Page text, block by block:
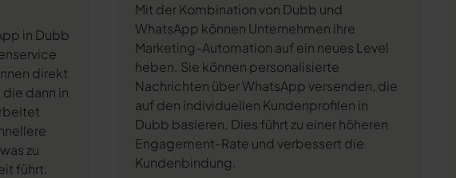
in Dubb
direkt
dann in
zu
führt.
Mit der Kombination von Dubb und
WhatsApp können Unternehmen ihre
Marketing-Automation auf ein neues Level
heben. Sie können personalisierte
Nachrichten über WhatsApp versenden, die
auf den individuellen Kundenprofilen in
Dubb basieren. Dies führt zu einer höheren
Engagement-Rate und verbessert die
Kundenbindung.